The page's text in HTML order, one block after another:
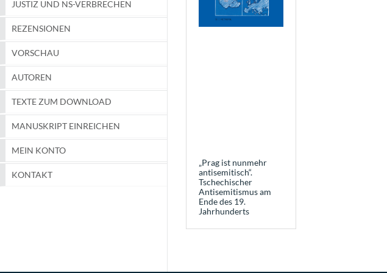
JUSTIZ UND NS-VERBRECHEN
REZENSIONEN
VORSCHAU
AUTOREN
TEXTE ZUM DOWNLOAD
MANUSKRIPT EINREICHEN
MEIN KONTO
KONTAKT
„Prag ist nunmehr
antisemitisch“.
Tschechischer
Antisemitismus am
Ende des 19.
Jahrhunderts